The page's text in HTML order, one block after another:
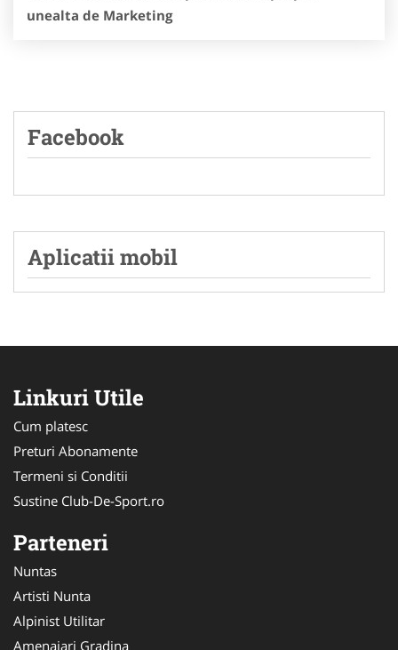
unealta de Marketing
Facebook
Aplicatii mobil
Linkuri Utile
Cum platesc
Preturi Abonamente
Termeni si Conditii
Sustine Club-De-Sport.ro
Parteneri
Nuntas
Artisti Nunta
Alpinist Utilitar
Amenajari Gradina